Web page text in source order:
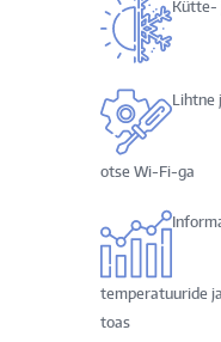
Kütte-
Lihtne
otse Wi-Fi-ga
temperatuuride
toas